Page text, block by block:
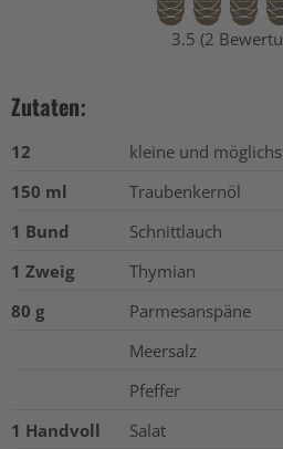
3.5 (2
Zutaten:
12
kleine und
150 ml
Traubenkernöl
1 Bund
Schnittlauch
1 Zweig
Thymian
80 g
Parmesanspäne
Meersalz
Pfeffer
1 Handvoll
Salat